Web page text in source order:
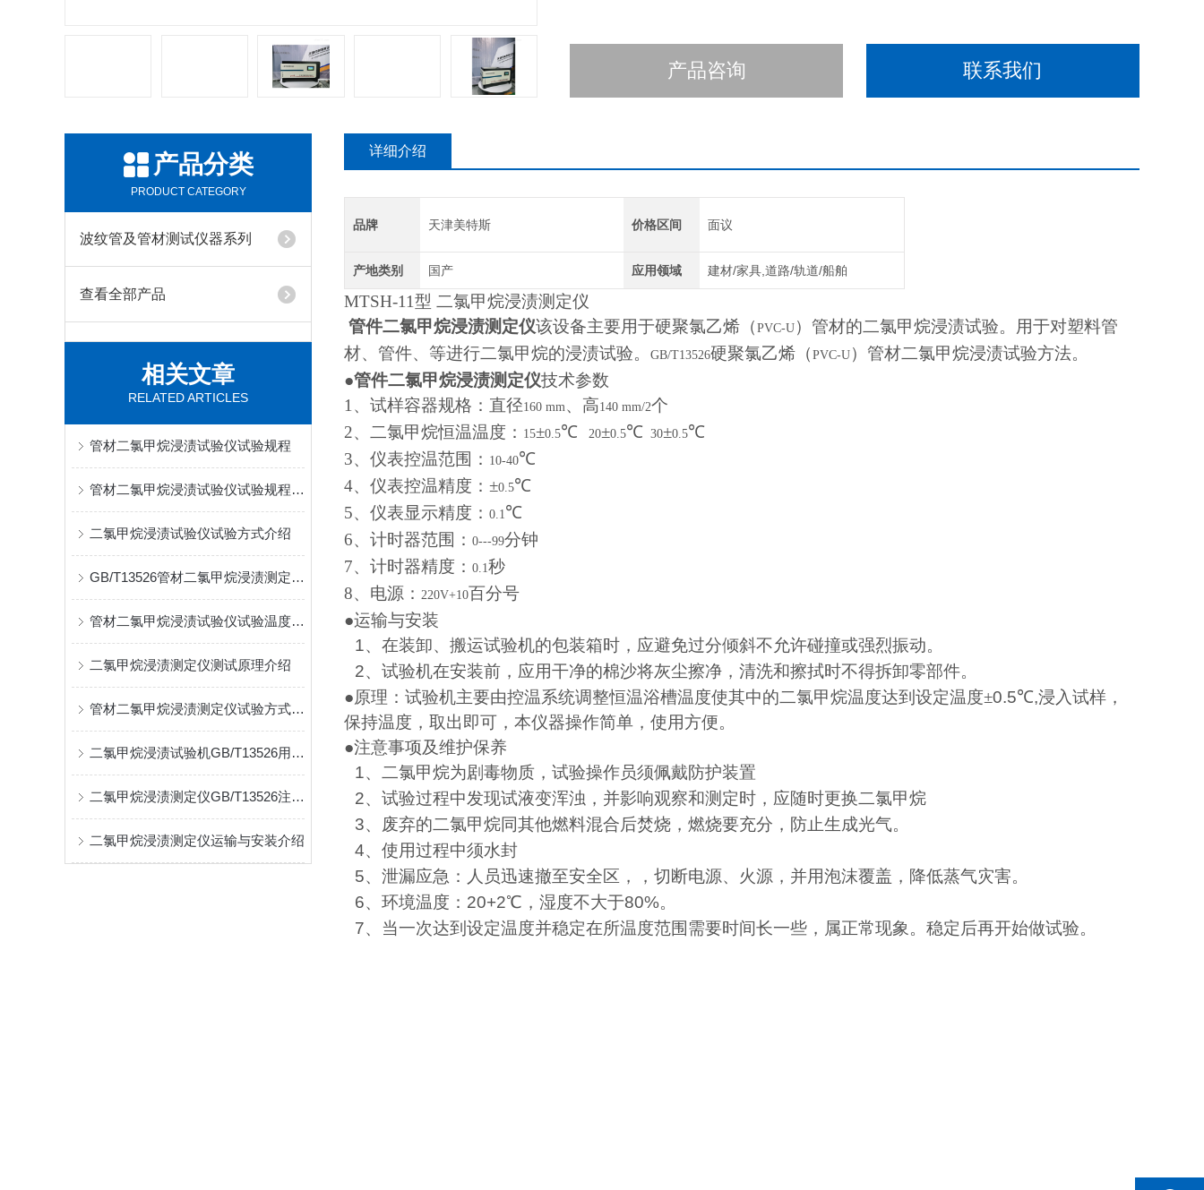
产品咨询 联系我们
产品分类
PRODUCT CATEGORY
波纹管及管材测试仪器系列
查看全部产品
相关文章
RELATED ARTICLES
管材二氯甲烷浸渍试验仪试验规程
管材二氯甲烷浸渍试验仪试验规程介绍
二氯甲烷浸渍试验仪试验方式介绍
GB/T13526管材二氯甲烷浸渍测定仪试验方式介绍
管材二氯甲烷浸渍试验仪试验温度介绍
二氯甲烷浸渍测定仪测试原理介绍
管材二氯甲烷浸渍测定仪试验方式介绍
二氯甲烷浸渍试验机GB/T13526用于对塑料管材、管件试验
二氯甲烷浸渍测定仪GB/T13526注意事项及维护保养
二氯甲烷浸渍测定仪运输与安装介绍
详细介绍
品牌 天津美特斯 价格区间 面议
产地类别 国产 应用领域 建材/家具,道路/轨道/船舶
MTSH-11型 二氯甲烷浸渍测定仪
管件二氯甲烷浸渍测定仪该设备主要用于硬聚氯乙烯（ PVC-U ）管材的二氯甲烷浸渍试验。用于对塑料管
材、管件、等进行二氯甲烷的浸渍试验。
GB/T13526硬聚氯乙烯（ PVC-U ）管材二氯甲烷浸渍试验方法。
●管件二氯甲烷浸渍测定仪技术参数
1 、试样容器规格：直径160 mm、高140 mm/2个
2、二氯甲烷恒温温度： 15±0.5℃ 20±0.5℃ 30±0.5℃
3、仪表控温范围： 10-40℃
4、仪表控温精度：±0.5℃
5、仪表显示精度： 0.1℃
6、计时器范围： 0---99分钟
7、计时器精度： 0.1秒
8、电源： 220V+10百分号
●运输与安装
1、在装卸、搬运试验机的包装箱时，应避免过分倾斜不允许碰撞或强烈振动。
2、试验机在安装前，应用干净的棉沙将灰尘擦净，清洗和擦拭时不得拆卸零部件。
●原理：试验机主要由控温系统调整恒温浴槽温度使其中的二氯甲烷温度达到设定温度±0.5℃,浸入试样，
保持温度，取出即可，本仪器操作简单，使用方便。
●注意事项及维护保养
1、二氯甲烷为剧毒物质，试验操作员须佩戴防护装置
2、试验过程中发现试液变浑浊，并影响观察和测定时，应随时更换二氯甲烷
3、废弃的二氯甲烷同其他燃料混合后焚烧，燃烧要充分，防止生成光气。
4、使用过程中须水封
5、泄漏应急：人员迅速撤至安全区，，切断电源、火源，并用泡沫覆盖，降低蒸气灾害。
6、环境温度： 20+2℃，湿度不大于80%。
7、当一次达到设定温度并稳定在所温度范围需要时间长一些，属正常现象。稳定后再开始做试验。